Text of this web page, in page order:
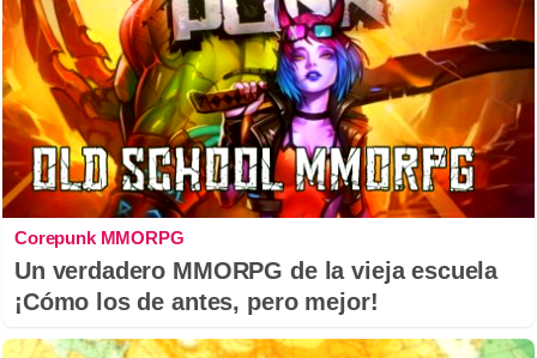
Corepunk MMORPG
Un verdadero MMORPG de la vieja escuela
¡Cómo los de antes, pero mejor!